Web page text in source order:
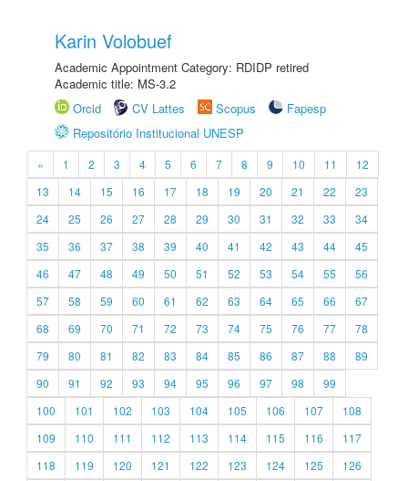
Karin Volobuef
Academic Appointment Category: RDIDP retired
Academic title: MS-3.2
Orcid
CV Lattes Scopus
Fapesp
Repositório Institucional UNESP
« 1 2 3 4 5 6 7 8 9 10 11
12
13
14 15 16 17 18 19 20 21 22
23
24
25 26 27 28 29 30 31 32 33
34
35
36 37 38 39 40 41 42 43 44
45
46
47 48 49 50 51 52 53 54 55
56
57
58 59 60 61 62 63 64 65 66
67
68
69 70 71 72 73 74 75 76 77
78
79
80 81 82 83 84 85 86 87 88
89
90
91 92 93 94 95 96 97 98
99
100
101 102 103 104 105 106 107
108
109
110 111 112 113 114 115 116
117
118
119 120 121 122 123 124 125
126